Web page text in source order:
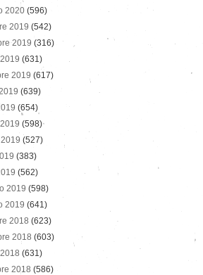
2020 (596)
2019 (542)
2019 (316)
(631)
2019 (617)
(639)
(654)
(598)
(527)
(383)
(562)
2019 (598)
2019 (641)
2018 (623)
2018 (603)
(631)
2018 (586)